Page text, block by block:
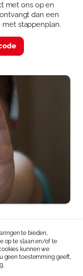
met ons op en
dan een
stappenplan.
te bieden,
op te slaan en/of te
kunnen we
geen toestemming geeft,